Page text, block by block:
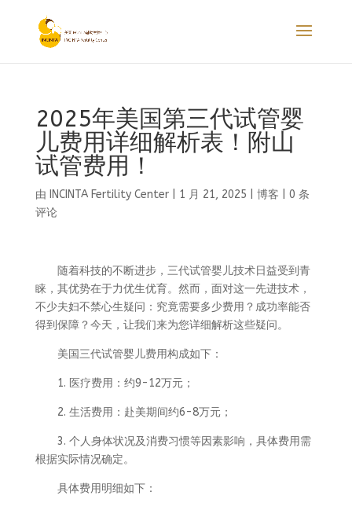
2025年美国第三代试管婴
儿费用详细解析表！附山
试管费用！
由 INCINTA Fertility Center| 1 月 21, 2025 博客
0 条
评论
随着科技的不断进步，三代试管婴儿技术日益受到青
睐，其优势在于力优生优育。然而，面对这一先进技术，
不少夫妇不禁心生疑问：究竟需要多少费用？成功率能否
得到保障？今天，让我们来为您详细解析这些疑问。
美国三代试管婴儿费用构成如下：
1. 医疗费用：约9-12万元；
2. 生活费用：赴美期间约6-8万元；
3. 个人身体状况及消费习惯等因素影响，具体费用需
根据实际情况确定。
具体费用明细如下：